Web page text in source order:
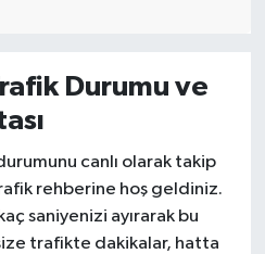
Durumu ve
canlı olarak takip
rehberine hoş geldiniz.
saniyenizi ayırarak bu
trafikte dakikalar, hatta